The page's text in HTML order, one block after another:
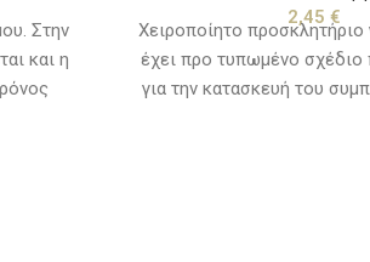
Στην
και η
2,45 €
Χειροποίητο
έχει προ τυπωμένο
για την κατασκευή του